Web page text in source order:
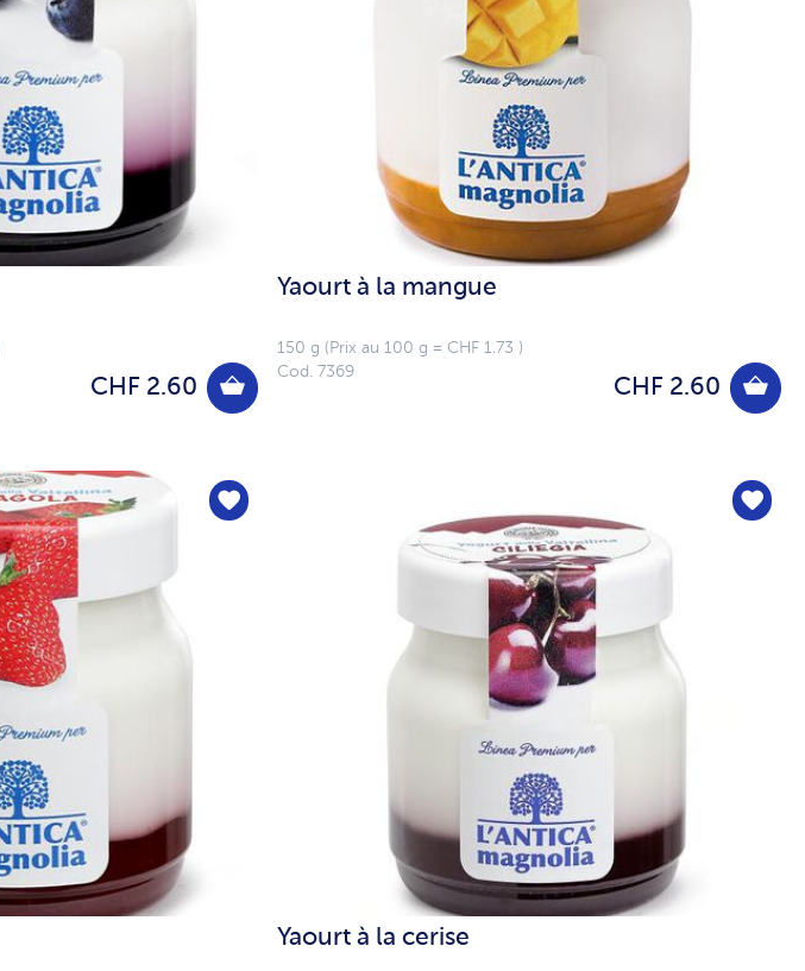
CHF 2.60
Yaourt à la mangue
150 g (Prix au 100 g = CHF 1.73 )
CHF 2.60
Cod. 7369
Yaourt à la cerise